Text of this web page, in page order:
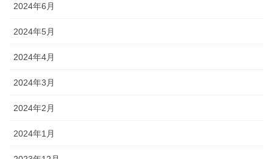
2024年6月
2024年5月
2024年4月
2024年3月
2024年2月
2024年1月